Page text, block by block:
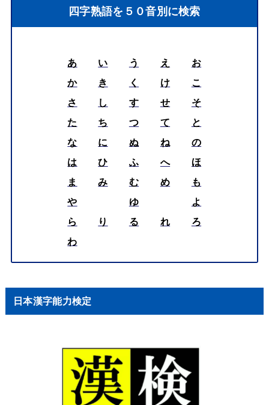
四字熟語を５０音別に検索
あ い う え
お
か
き く け
こ
さ
し す せ
そ
た
ち つ て
と
な
に ぬ ね
の
は
ひ ふ へ
ほ
ま
み む め
も
や
ゆ
よ
ら
り る れ
ろ
わ
日本漢字能力検定